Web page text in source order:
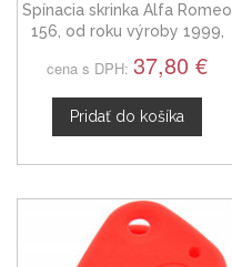
Spínacia skrinka Alfa Romeo
156, od roku výroby 1999,
cena s DPH: 37,80 €
Pridať do košíka